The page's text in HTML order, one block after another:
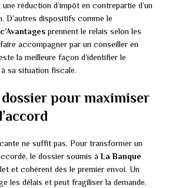
réduction d’impôt en contrepartie d’un
D’autres dispositifs comme le
prennent le relais selon les
accompagner par un conseiller en
la meilleure façon d’identifier le
sa situation fiscale.
pour maximiser
ne suffit pas. Pour transformer un
le dossier soumis àLa Banque
et cohérent dès le premier envoi. Un
les délais et peut fragiliser la demande.